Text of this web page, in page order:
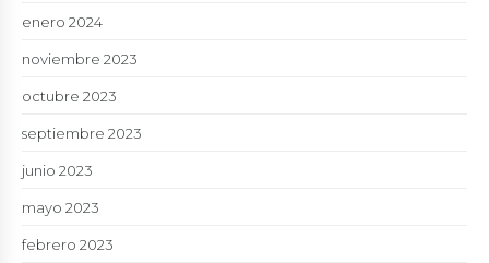
enero 2024
noviembre 2023
octubre 2023
septiembre 2023
junio 2023
mayo 2023
febrero 2023